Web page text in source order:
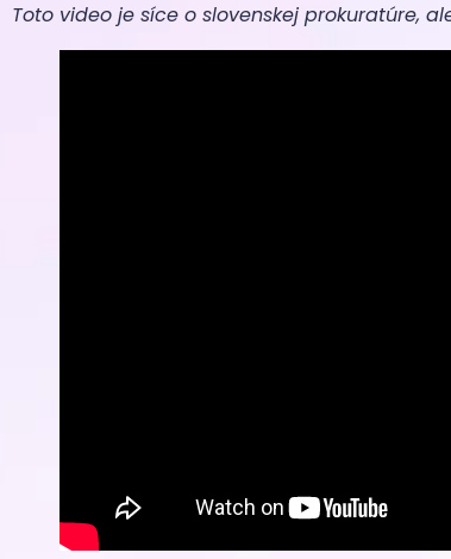
Toto video je síce o slovenskej prokuratúre,